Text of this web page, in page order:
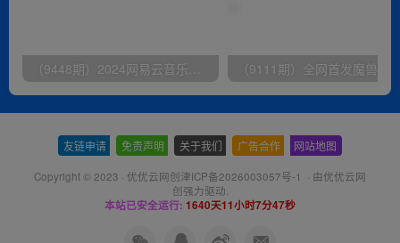
友链申请 免责声明 关于我们 广告合作 网站地图
Copyright © 2023 · 优优云网创津ICP备2026003057号-1 · 由优优云网
创强力驱动.
本站已安全运行: 1640天11小时7分47秒